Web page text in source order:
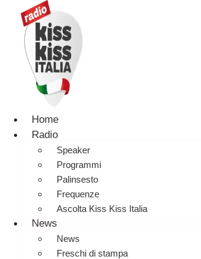
Home
Radio
Speaker
Programmi
Palinsesto
Frequenze
Ascolta Kiss Kiss Italia
News
News
Freschi di stampa